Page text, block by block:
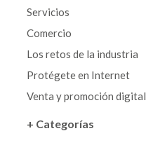
Servicios
Comercio
Los retos de la industria
Protégete en Internet
Venta y promoción digital
+ Categorías